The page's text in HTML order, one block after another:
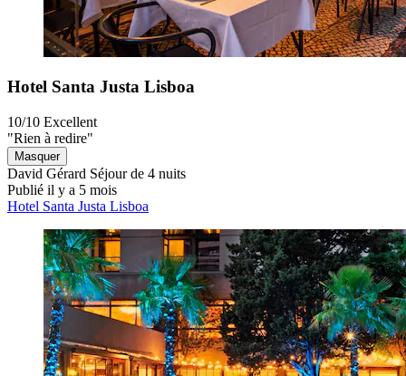
Hotel Santa Justa Lisboa
10/10 Excellent
"Rien à redire"
Masquer
David Gérard Séjour de 4 nuits
Publié il y a 5 mois
Hotel Santa Justa Lisboa